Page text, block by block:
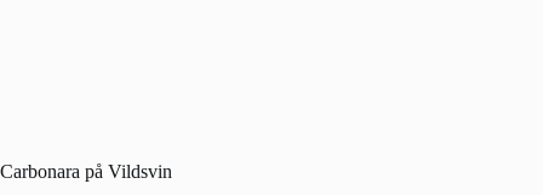
Carbonara på Vildsvin